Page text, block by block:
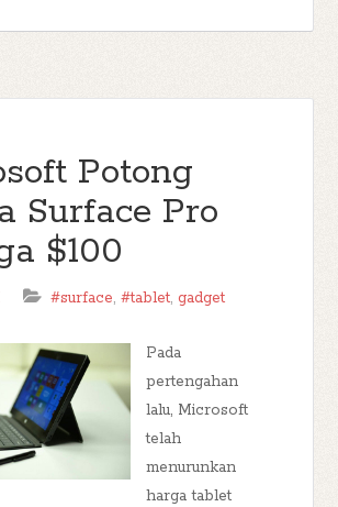
Potong
Surface Pro
$100
#surface,#tablet,gadget
Pada
pertengahan
lalu, Microsoft
telah
menurunkan
harga tablet